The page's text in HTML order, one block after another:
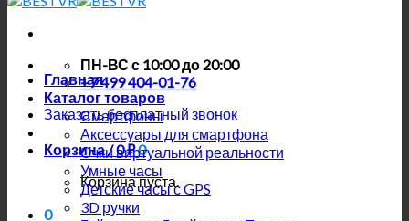
ПН-ВС с 10:00 до 20:00
+7 499 404-01-76
Заказать бесплатный звонок
Корзина /0₽0
Корзина пуста.
0
Главная
Каталог товаров
Смартфоны
Аксессуары для смартфона
Очки виртуальной реальности
Умные часы
Детские часы с GPS
3D ручки